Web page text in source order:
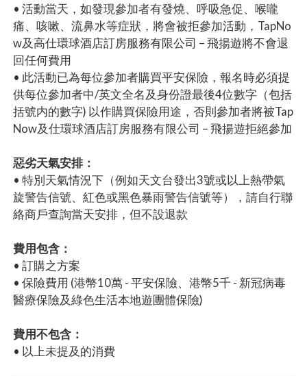
• 活動當天，如發現參加者有發燒、呼吸急促、喉嚨
痛、咳嗽、流鼻水等症狀，將會被拒參加活動，TapNo
w及高仕環球酒店訂房服務有限公司 – 飛揚遊將不會退
回任何費用
• 此活動已為每位參加者購買平安保險，報名時必須提
供每位參加者中/英文全名及身份證最後4位數字（包括
括號内的數字) 以作購買保險用途，否則參加者將被Tap
Now及仕環球酒店訂房服務有限公司 – 飛揚遊拒絕參加
惡劣天氣安排：
• 特別天氣情況下（例如天文台發出3號或以上熱帶氣
旋警告信號、紅色或黑色暴雨警告信號等），請自行聯
絡商戶查詢當天安排，但不設退款
費用包含：
• 訂購之方案
• 保險費用 (港幣10萬 - 平安保險、港幣5千 - 新冠病毒
醫療保險及綠色生活本地遊團體保險)
費用不包含：
• 以上未提及的消費